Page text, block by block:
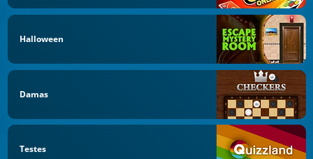
Halloween
Damas
Testes